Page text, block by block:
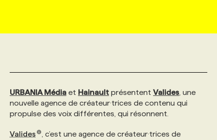
PRIX ET DISTINCTIONS
GEO/SEO
ANNONCEZ AVEC NOUS
FAQ
ANNONCEZ AVEC NOUS
NOS PARCOURS DE FORMATIONS
FORMATIONS PERSONNALISÉES
SERVICE DE CHASSE DE TÊTE
NOS TARIFS
URBANIA Média et Hainault présentent Valides , une
nouvelle agence de créateur·trices de contenu qui
propulse des voix différentes, qui résonnent.
Valides
, c’est une agence de créateur·trices de